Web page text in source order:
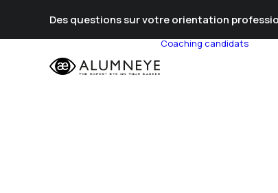
Des questions sur votre orientation
Coaching candidats